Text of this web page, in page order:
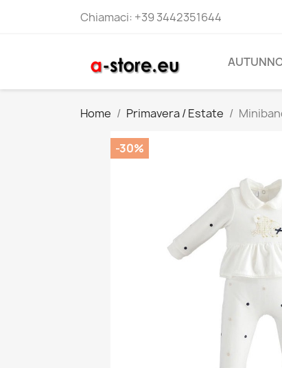
Chiamaci: +39 3442351644
Home Primavera / Estate
-30%